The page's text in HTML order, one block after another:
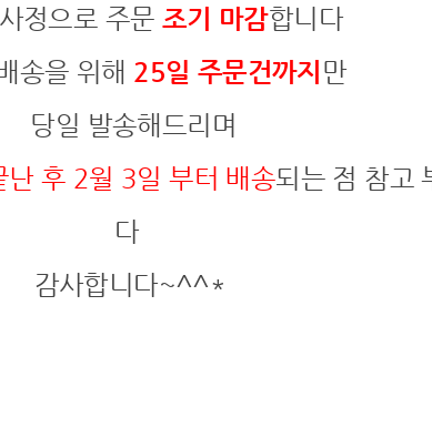
정으로 주문 조기 마감합니다
송을 위해 25일 주문건까지 만
당일 발송해드리며
후 2월 3일 부터 배송되는 점 참고
다
감사합니다~^^*